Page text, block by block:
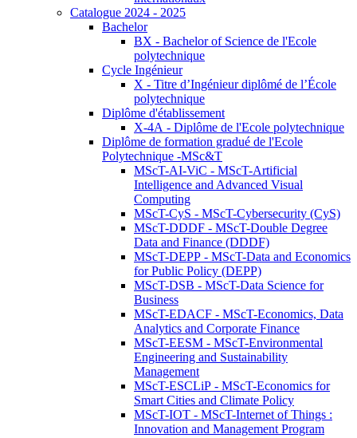
Catalogue 2024 - 2025
Bachelor
BX - Bachelor of Science de l'Ecole
polytechnique
Cycle Ingénieur
X - Titre d’Ingénieur diplômé de l’École
polytechnique
Diplôme d'établissement
X-4A - Diplôme de l'Ecole polytechnique
Diplôme de formation gradué de l'Ecole
Polytechnique -MSc&T
MScT-AI-ViC - MScT-Artificial
Intelligence and Advanced Visual
Computing
MScT-CyS - MScT-Cybersecurity (CyS)
MScT-DDDF - MScT-Double Degree
Data and Finance (DDDF)
MScT-DEPP - MScT-Data and Economics
for Public Policy (DEPP)
MScT-DSB - MScT-Data Science for
Business
MScT-EDACF - MScT-Economics, Data
Analytics and Corporate Finance
MScT-EESM - MScT-Environmental
Engineering and Sustainability
Management
MScT-ESCLiP - MScT-Economics for
Smart Cities and Climate Policy
MScT-IOT - MScT-Internet of Things :
Innovation and Management Program